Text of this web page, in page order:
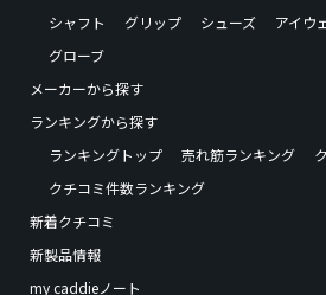
シャフト
グリップ シューズ アイウ
グローブ
メーカーから探す
ランキングから探す
ランキングトップ
売れ筋ランキング
クチコミ件数ランキング
新着クチコミ
新製品情報
my caddieノート